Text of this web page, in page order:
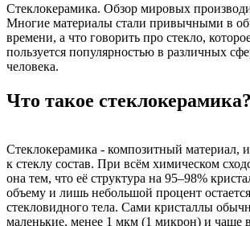
Стеклокерамика. Обзор мировых
Многие материалы стали привычными в
времени, а что говорить про стекло,
пользуется популярностью в различных
человека.
Что такое стеклокерамика?
Стеклокерамика - композитный материал,
к стеклу состав. При всём химическом
она тем, что её структура на 95–98%
объему и лишь небольшой процент
стекловидного тела. Сами кристаллы
маленькие, менее 1 мкм (1 микрон) и чаще